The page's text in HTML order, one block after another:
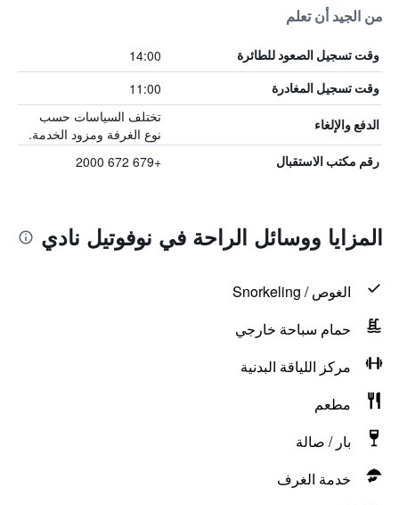
من الجيد أن تعلم
وقت تسجيل الصعود للطائرة 14:00
وقت تسجيل المغادرة 11:00
الدفع والإلغاء
تختلف السياسات حسب
نوع الغرفة ومزود الخدمة.
رقم مكتب الاستقبال +679 672 2000
المزايا ووسائل الراحة في نوفوتيل نادي
الغوص / Snorkeling
حمام سباحة خارجي
مركز اللياقة البدنية
مطعم
بار / صالة
خدمة الغرف